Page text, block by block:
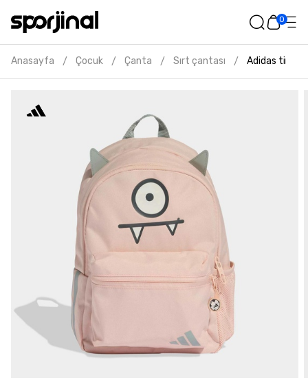
0
Anasayfa / Çocuk / Çanta / Sırt çantası / Adidas tiro